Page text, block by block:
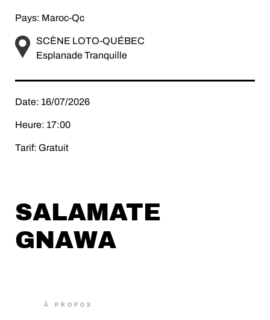
Pays: Maroc-Qc
SCÈNE LOTO-QUÉBEC
Esplanade Tranquille
Date: 16/07/2026
Heure: 17:00
Tarif: Gratuit
SALAMATE
GNAWA
À PROPOS